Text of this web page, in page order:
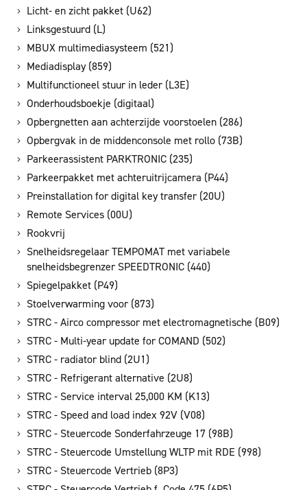
Licht- en zicht pakket (U62)
Linksgestuurd (L)
MBUX multimediasysteem (521)
Mediadisplay (859)
Multifunctioneel stuur in leder (L3E)
Onderhoudsboekje (digitaal)
Opbergnetten aan achterzijde voorstoelen (286)
Opbergvak in de middenconsole met rollo (73B)
Parkeerassistent PARKTRONIC (235)
Parkeerpakket met achteruitrijcamera (P44)
Preinstallation for digital key transfer (20U)
Remote Services (00U)
Rookvrij
Snelheidsregelaar TEMPOMAT met variabele
snelheidsbegrenzer SPEEDTRONIC (440)
Spiegelpakket (P49)
Stoelverwarming voor (873)
STRC - Airco compressor met electromagnetische (B09)
STRC - Multi-year update for COMAND (502)
STRC - radiator blind (2U1)
STRC - Refrigerant alternative (2U8)
STRC - Service interval 25,000 KM (K13)
STRC - Speed and load index 92V (V08)
STRC - Steuercode Sonderfahrzeuge 17 (98B)
STRC - Steuercode Umstellung WLTP mit RDE (998)
STRC - Steuercode Vertrieb (8P3)